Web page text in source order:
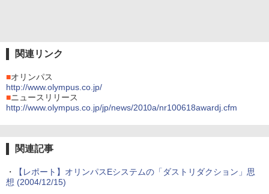
関連リンク
■オリンパス
http://www.olympus.co.jp/
■ニュースリリース
http://www.olympus.co.jp/jp/news/2010a/nr100618awardj.cfm
関連記事
・
【レポート】オリンパスEシステムの「ダストリダクション」思
想 (2004/12/15)